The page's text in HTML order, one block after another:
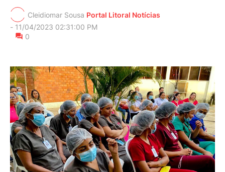
Cleidiomar Sousa Portal Litoral Notícias
- 11/04/2023 02:31:00 PM
0